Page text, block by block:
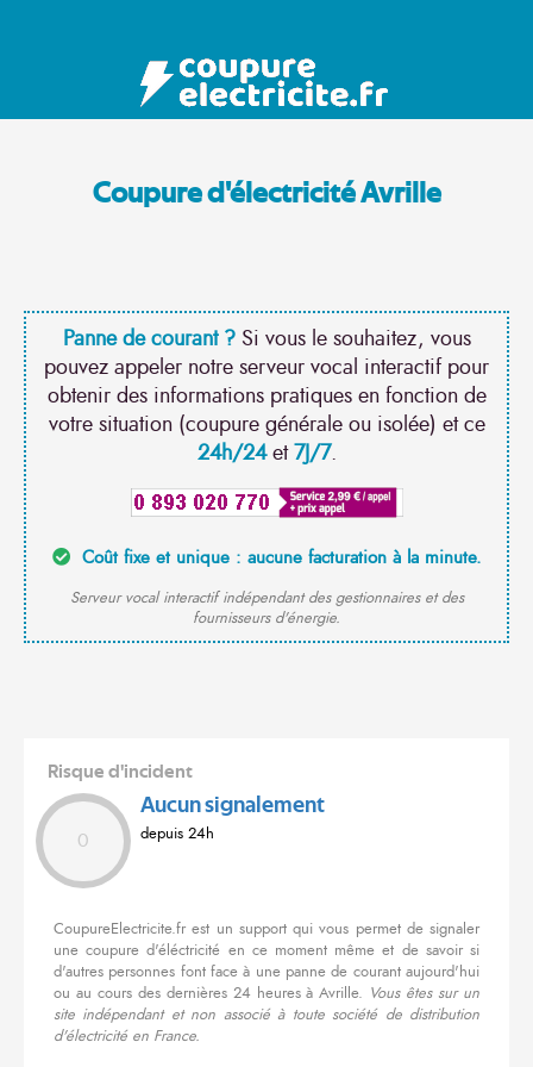
Coupure d'électricité Avrille
Panne de courant ?Si vous le souhaitez, vous
pouvez appeler notre serveur vocal interactif pour
obtenir des informations pratiques en fonction de
votre situation (coupure générale ou isolée) et ce
24h/24et7J/7.
Coût fixe et unique : aucune facturation à la minute.
Serveur vocal interactif indépendant des gestionnaires et des
fournisseurs d'énergie.
Risque d'incident
0
Aucun signalement
depuis 24h
CoupureElectricite.fr est un support qui vous permet de signaler
une coupure d'éléctricité en ce moment même et de savoir si
d'autres personnes font face à une panne de courant aujourd'hui
ou au cours des dernières 24 heures à Avrille. Vous êtes sur un
site indépendant et non associé à toute société de distribution
d'électricité en France.